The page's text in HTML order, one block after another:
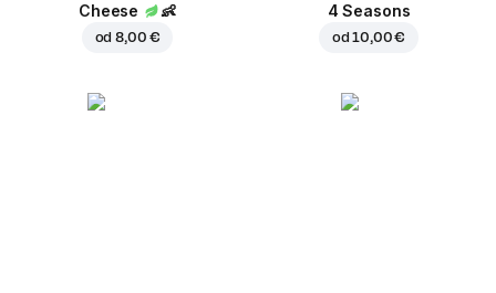
Cheese 👶
od8,00 €
4 Seasons
od10,00 €